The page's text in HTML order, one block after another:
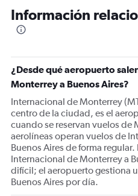
Información
¿Desde qué aeropuerto
Monterrey a Buenos Aires?
Internacional de Monterrey
centro de la ciudad, es el
cuando se reservan vuelos de
aerolíneas operan vuelos de
Buenos Aires de forma
Internacional de Monterrey a
difícil; el aeropuerto gestiona
Buenos Aires por día.